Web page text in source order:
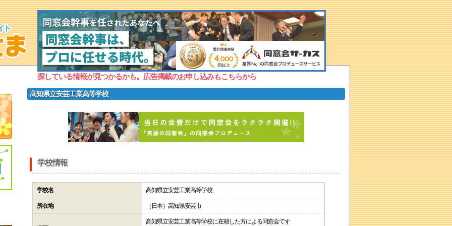
探している情報が見つかるかも。広告掲載のお申し込みもこちらから
高知県立安芸工業高等学校
学校情報
学校名 高知県立安芸工業高等学校
所在地 （日本）高知県安芸市
高知県立安芸工業高等学校に在籍した方による同窓会です